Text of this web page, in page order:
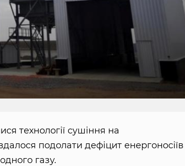
технології сушіння на
подолати дефіцит енергоносіїв
газу.